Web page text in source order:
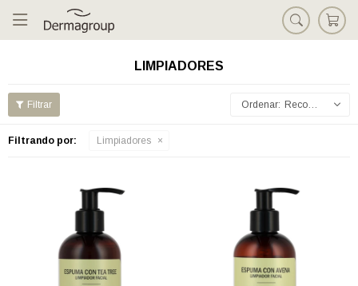

LIMPIADORES
Recomendados
Filtrando por: Limpiadores